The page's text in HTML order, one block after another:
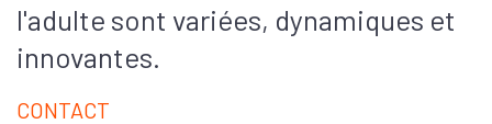
l'adulte sont variées, dynamiques et
innovantes.
CONTACT